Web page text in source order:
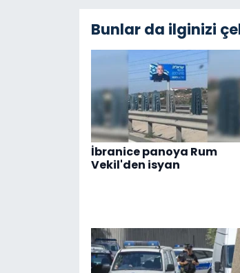
Bunlar da ilginizi
İbranice panoya Rum
Vekil'den isyan